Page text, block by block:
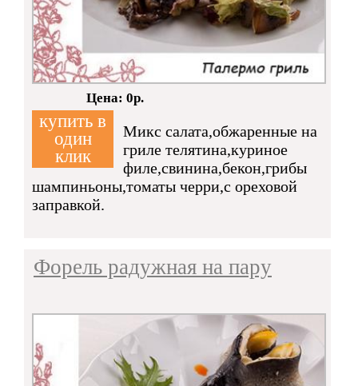
купить в
один
клик
Цена: 0р.
Микс салата,обжаренные на
гриле телятина,куриное
филе,свинина,бекон,грибы
шампиньоны,томаты черри,с ореховой
заправкой.
Форель радужная на пару